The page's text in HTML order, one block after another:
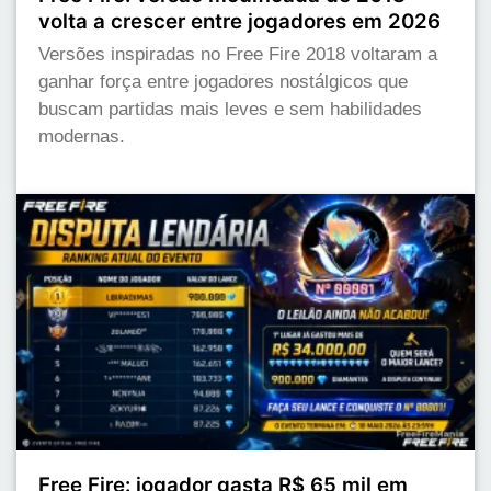
volta a crescer entre jogadores em 2026
Versões inspiradas no Free Fire 2018 voltaram a
ganhar força entre jogadores nostálgicos que
buscam partidas mais leves e sem habilidades
modernas.
Free Fire: jogador gasta R$ 65 mil em